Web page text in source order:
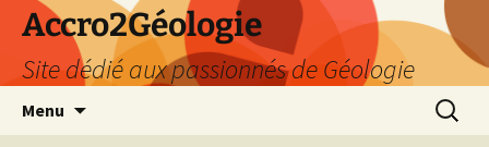
Accro2Géologie
Site dédié aux passionnés de Géologie
Menu